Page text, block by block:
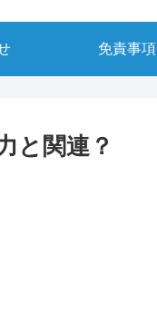
免責事項
と関連？